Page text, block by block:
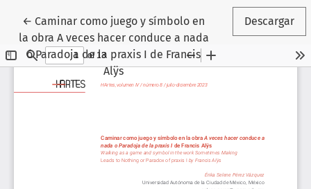
← Volver a los detalles del artículo
Caminar como juego y símbolo en
la obra A veces hacer conduce a nada
ó Paradoja de la praxis I de Francis
Alÿs
Descargar